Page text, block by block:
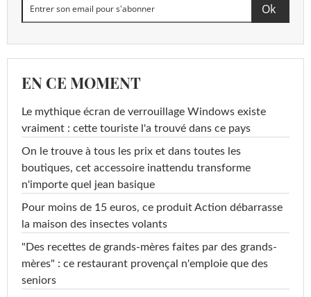
EN CE MOMENT
Le mythique écran de verrouillage Windows existe
vraiment : cette touriste l'a trouvé dans ce pays
On le trouve à tous les prix et dans toutes les
boutiques, cet accessoire inattendu transforme
n'importe quel jean basique
Pour moins de 15 euros, ce produit Action débarrasse
la maison des insectes volants
"Des recettes de grands-mères faites par des grands-
mères" : ce restaurant provençal n'emploie que des
seniors